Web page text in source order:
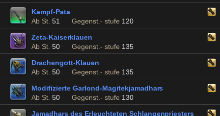
Kampf-Pata
Ab St. 51 Gegenst.- stufe 120
Zeta-Kaiserklauen
Ab St. 50 Gegenst.- stufe 135
Drachengott-Klauen
Ab St. 50 Gegenst.- stufe 135
Modifizierte Garlond-Magitekjamadhars
Ab St. 50 Gegenst.- stufe 130
Jamadhars des Erleuchteten Schlangenpriesters